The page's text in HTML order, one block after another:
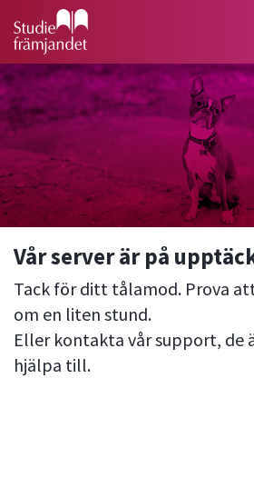
Vår server är på
Tack för ditt tålamod. Prova
om en liten stund.
Eller kontakta vår support, de
hjälpa till.